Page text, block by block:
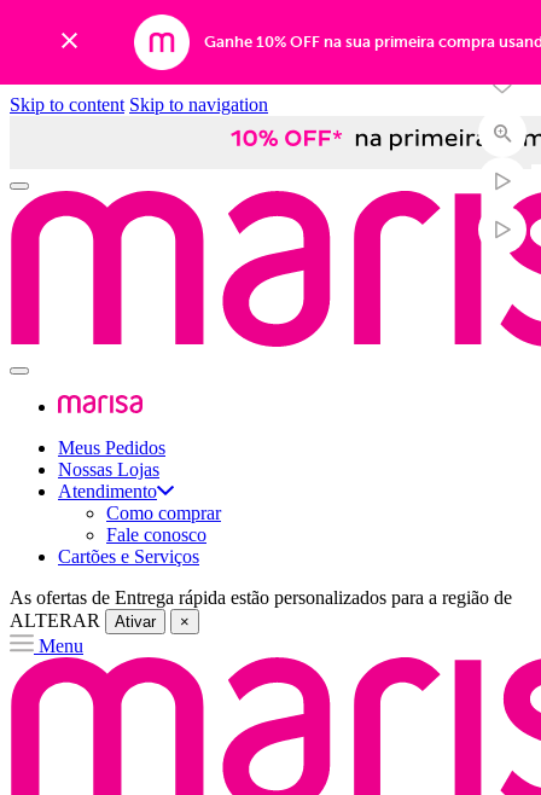
Ganhe 10% OFF na sua primeira compra
Skip to content Skip to navigation
Meus Pedidos
Nossas Lojas
Atendimento
Como comprar
Fale conosco
Cartões e Serviços
As ofertas de Entrega rápida estão personalizados para a região de
ALTERAR
Ativar ×
Menu